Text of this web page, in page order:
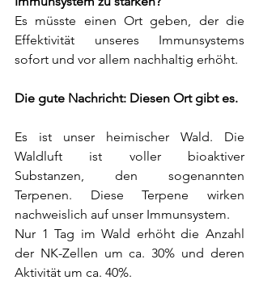
Es müsste einen Ort geben, der die
Effektivität unseres Immunsystems
sofort und vor allem nachhaltig erhöht.
Die gute Nachricht: Diesen Ort gibt es.
Es ist unser heimischer Wald. Die
Waldluft ist voller bioaktiver
Substanzen, den sogenannten
Terpenen. Diese Terpene wirken
nachweislich auf unser Immunsystem.
Nur 1 Tag im Wald erhöht die Anzahl
der NK-Zellen um ca. 30% und deren
Aktivität um ca. 40%.